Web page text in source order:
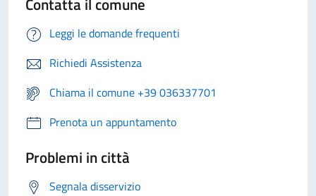
Leggi le domande frequenti
Richiedi Assistenza
Chiama il comune +39 036337701
Prenota un appuntamento
Problemi in città
Segnala disservizio